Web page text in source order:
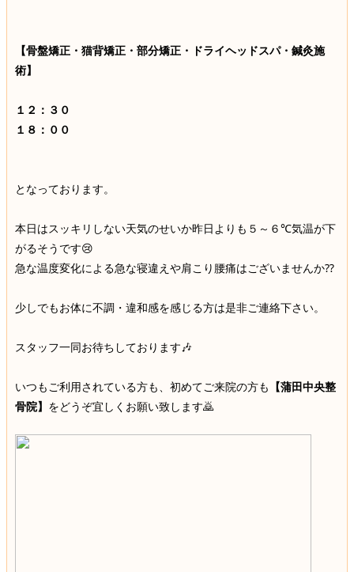
【骨盤矯正・猫背矯正・部分矯正・ドライヘッドスパ・鍼灸施
術】
１２：３０
１８：００
となっております。
本日はスッキリしない天気のせいか昨日よりも５～６℃気温が下
がるそうです😢
急な温度変化による急な寝違えや肩こり腰痛はございませんか⁇
少しでもお体に不調・違和感を感じる方は是非ご連絡下さい。
スタッフ一同お待ちしております🎶
いつもご利用されている方も、初めてご来院の方も 【蒲田中央整
骨院】 をどうぞ宜しくお願い致します🙇